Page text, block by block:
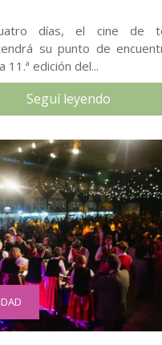
días, el cine de
su punto de
11.ª edición del...
Seguí leyendo